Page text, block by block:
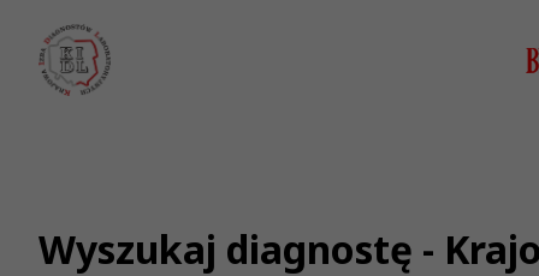
Wyszukaj diagnostę -